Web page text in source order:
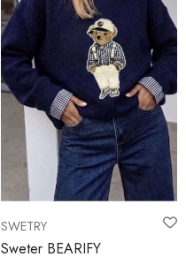
SWETRY
Sweter BEARIFY